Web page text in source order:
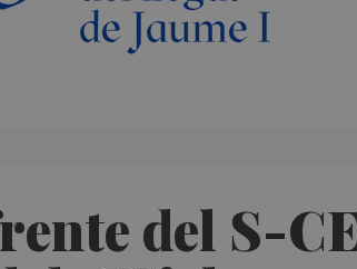
del S-